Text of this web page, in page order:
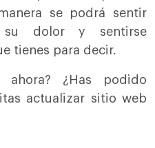
se podrá sentir
su dolor y sentirse
tienes para decir.
ahora? ¿Has podido
actualizar sitio web